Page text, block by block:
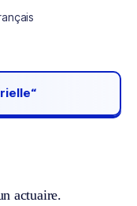
actuaire.